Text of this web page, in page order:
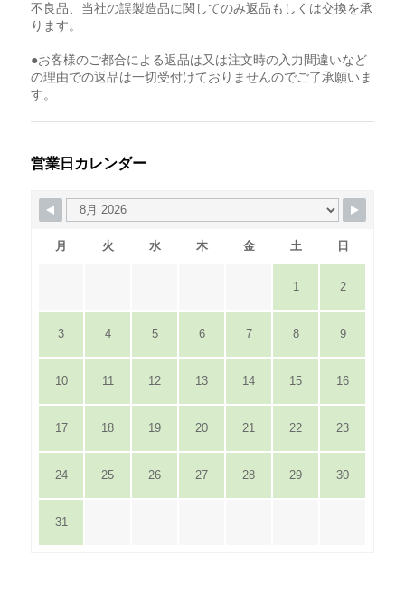
不良品、当社の誤製造品に関してのみ返品もしくは交換を承
ります。
●お客様のご都合による返品は又は注文時の入力間違いなど
の理由での返品は一切受付けておりませんのでご了承願いま
す。
営業日カレンダー
月 火 水 木 金 土 日
1 2
3 4 5 6 7 8 9
10 11 12 13 14 15 16
17 18 19 20 21 22 23
24 25 26 27 28 29 30
31